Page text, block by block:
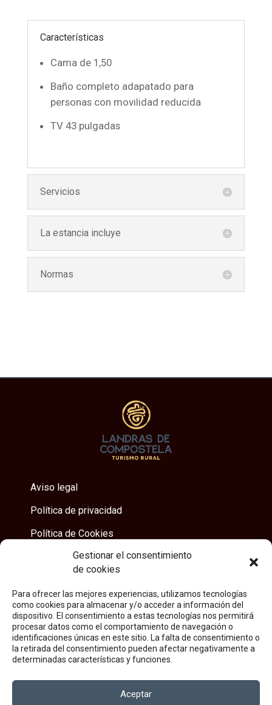
Gestionar el consentimiento
de cookies
Para ofrecer las mejores experiencias, utilizamos tecnologías
como cookies para almacenar y/o acceder a información del
dispositivo. El consentimiento a estas tecnologías nos permitirá
procesar datos como el comportamiento de navegación o
identificaciones únicas en este sitio. La falta de consentimiento o
la retirada del consentimiento pueden afectar negativamente a
determinadas características y funciones.
Aceptar
Características
Cama de 1,50
Baño completo adapatado para
personas con movilidad reducida
TV 43 pulgadas
Servicios
La estancia incluye
Normas
Aviso legal
Política de privacidad
Política de Cookies
FEDER - IGAPE
Dirección
Trasigrexa 40B - 15896 Villestro
Santiago de Compostela
Contacto